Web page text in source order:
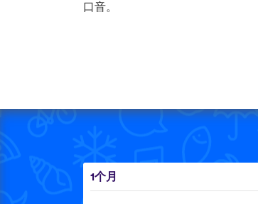
口音。
1个月